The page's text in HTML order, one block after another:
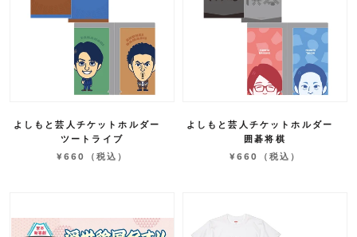
よしもと芸人チケットホルダー
ツートライブ
¥660
（税込）
よしもと芸人チケットホルダー
囲碁将棋
¥660
（税込）